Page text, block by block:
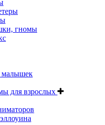
гномы
для взрослых